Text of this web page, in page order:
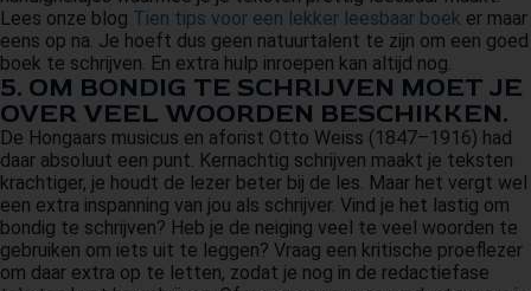
Lees onze blog Tien tips voor een lekker leesbaar boek er maar
eens op na. Je hoeft dus geen natuurtalent te zijn om een goed
boek te schrijven. En extra hulp inroepen kan altijd nog.
5. OM BONDIG TE SCHRIJVEN MOET JE
OVER VEEL WOORDEN BESCHIKKEN.
De Hongaars musicus en aforist Otto Weiss (1847–1916) had
daar absoluut een punt. Kernachtig schrijven maakt je teksten
krachtiger, je houdt de lezer beter bij de les. Maar het vergt wel
een extra inspanning van jou als schrijver. Vind je het lastig om
bondig te schrijven? Heb je de neiging veel te veel woorden te
gebruiken om iets uit te leggen? Vraag een kritische proeflezer
om daar extra op te letten, zodat je nog in de redactiefase